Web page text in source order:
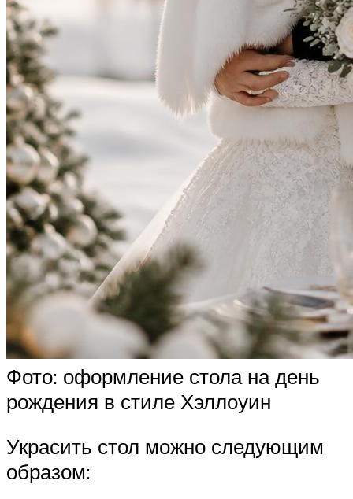
Фото: оформление стола на день
рождения в стиле Хэллоуин
Украсить стол можно следующим
образом: